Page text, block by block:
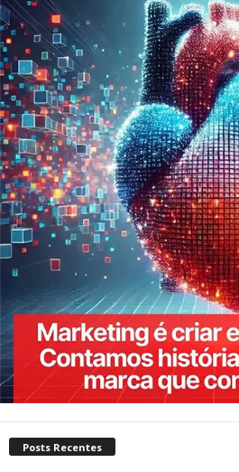
Posts Recentes